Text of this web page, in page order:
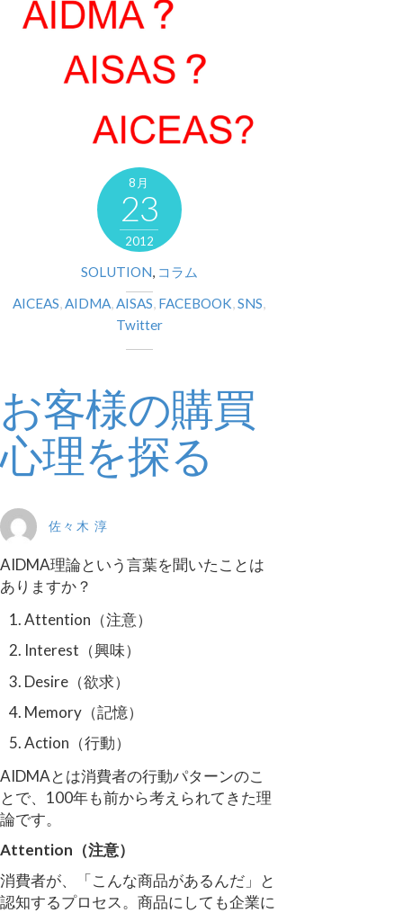
8月
23
2012
SOLUTION コラム
AICEAS AIDMA AISAS FACEBOOK ,SNS
Twitter
お客様の購買
心理を探る
佐々木 淳
AIDMA理論という言葉を聞いたことは
ありますか？
Attention（注意）
Interest（興味）
Desire（欲求）
Memory（記憶）
Action（行動）
AIDMAとは消費者の行動パターンのこ
とで、100年も前から考えられてきた理
論です。
Attention（注意）
消費者が、「こんな商品があるんだ」と
認知するプロセス。商品にしても企業に